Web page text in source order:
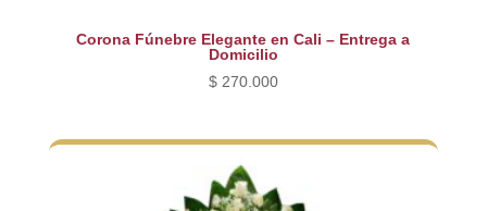
Corona Fúnebre Elegante en Cali – Entrega a
Domicilio
$270.000